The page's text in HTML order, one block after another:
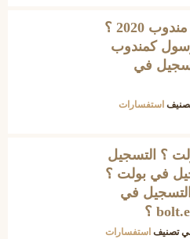
مرسول تسجيل مندوب 2020 ؟
كمندوب
في
استفسارات
؟ التسجيل
في بولت ؟
في
تصنيف استفسارات